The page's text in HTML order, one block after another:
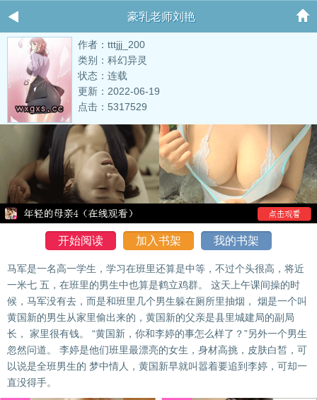
豪乳老师刘艳
作者：tttjjj_200
类别：科幻异灵
状态：连载
更新：2022-06-19
点击：5317529
开始阅读 加入书架 我的书架
马军是一名高一学生，学习在班里还算是中等，不过个头很高，将近
一米七 五，在班里的男生中也算是鹤立鸡群。 这天上午课间操的时
候，马军没有去，而是和班里几个男生躲在厕所里抽烟， 烟是一个叫
黄国新的男生从家里偷出来的，黄国新的父亲是县里城建局的副局
长， 家里很有钱。 “黄国新，你和李婷的事怎么样了？”另外一个男生
忽然问道。 李婷是他们班里最漂亮的女生，身材高挑，皮肤白皙，可
以说是全班男生的 梦中情人，黄国新早就叫嚣着要追到李婷，可却一
直没得手。